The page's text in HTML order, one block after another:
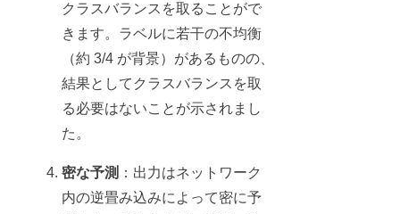
クラスバランスを取ることがで
きます。ラベルに若干の不均衡
（約 3/4 が背景）があるものの、
結果としてクラスバランスを取
る必要はないことが示されまし
た。
密な予測 ：出力はネットワーク
内の逆畳み込みによって密に予